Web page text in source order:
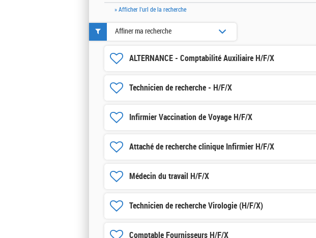
» Afficher l'url de la recherche
ALTERNANCE - Comptabilité Auxiliaire H/F/X
Technicien de recherche - H/F/X
Infirmier Vaccination de Voyage H/F/X
Attaché de recherche clinique Infirmier H/F/X
Médecin du travail H/F/X
Technicien de recherche Virologie (H/F/X)
Comptable Fournisseurs H/F/X
Affiner ma recherche